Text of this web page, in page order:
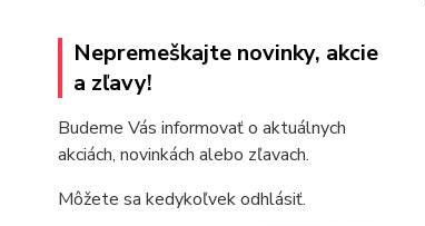
Nepremeškajte novinky, akcie
a zľavy!
Budeme Vás informovať o aktuálnych
akciách, novinkách alebo zľavach.
Môžete sa kedykoľvek odhlásiť.